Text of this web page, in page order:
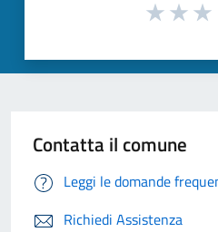
Contatta il comune
Leggi le domande
Richiedi Assistenza